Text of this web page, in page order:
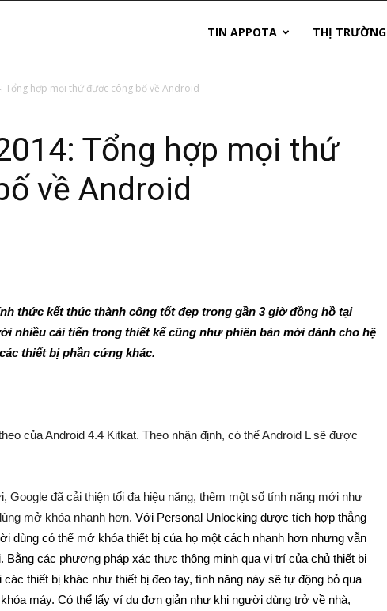
TIN APPOTA THỊ TRƯỜNG
Tổng hợp mọi thứ được công bố về Android
Tổng hợp mọi thứ
về Android
thức kết thúc thành công tốt đẹp trong gần 3 giờ đồng hồ tại
nhiều cải tiến trong thiết kế cũng như phiên bản mới dành cho hệ
thiết bị phần cứng khác.
của Android 4.4 Kitkat. Theo nhận định, có thể Android L sẽ được
Google đã cải thiện tối đa hiệu năng, thêm một số tính năng mới như
mở khóa nhanh hơn. Với Personal Unlocking được tích hợp thẳng
dùng có thể mở khóa thiết bị của họ một cách nhanh hơn nhưng vẫn
Bằng các phương pháp xác thực thông minh qua vị trí của chủ thiết bị
thiết bị khác như thiết bị đeo tay, tính năng này sẽ tự động bỏ qua
máy. Có thể lấy ví dụ đơn giản như khi người dùng trở về nhà,